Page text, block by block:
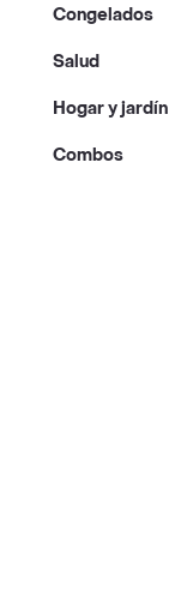
Congelados
Salud
Hogar y jardín
Combos